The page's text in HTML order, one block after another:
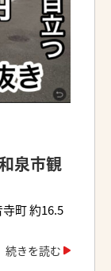
泉市観
町 約16.5
続きを読む